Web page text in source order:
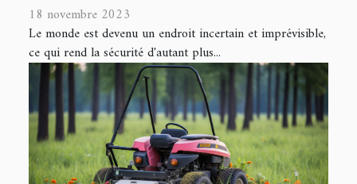
18 novembre 2023
Le monde est devenu un endroit incertain et imprévisible,
ce qui rend la sécurité d'autant plus...